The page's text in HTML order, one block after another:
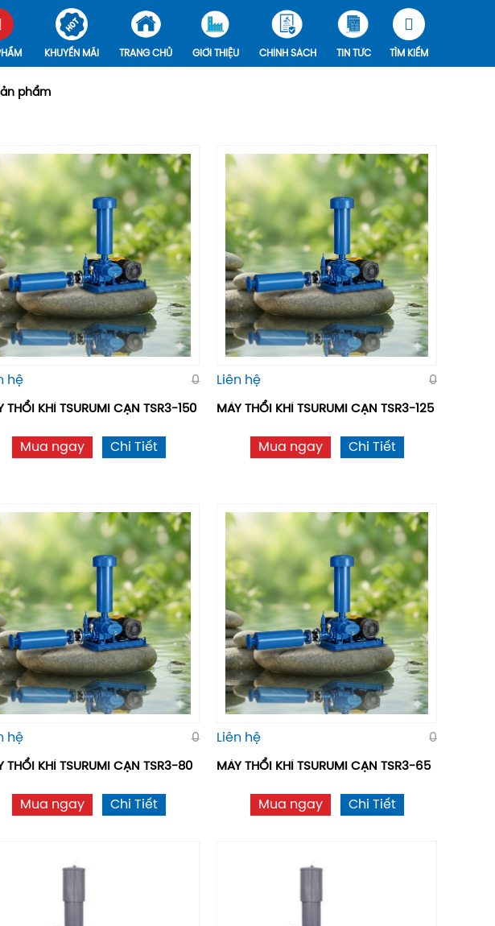
KHUYẾN MÃI TRANG CHỦ GIỚI THIỆU CHÍNH SÁCH TIN TỨC TÌM KIẾM
phẩm
hệ 0
THỔI KHÍ TSURUMI CẠN TSR3-150
Mua ngay Chi Tiết
Liên hệ 0
MÁY THỔI KHÍ TSURUMI CẠN TSR3-125
Mua ngay Chi Tiết
hệ 0
THỔI KHÍ TSURUMI CẠN TSR3-80
Mua ngay Chi Tiết
Liên hệ 0
MÁY THỔI KHÍ TSURUMI CẠN TSR3-65
Mua ngay Chi Tiết